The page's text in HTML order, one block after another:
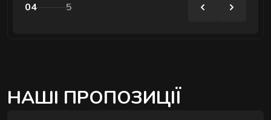
04 5
НАШІ ПРОПОЗИЦІЇ